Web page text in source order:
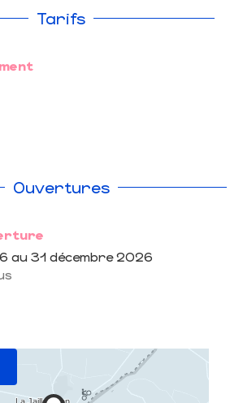
Tarifs
Ouvertures
au 31 décembre 2026